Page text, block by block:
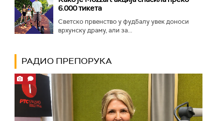
6.000 тикета
Светско првенство у фудбалу увек доноси
врхунску драму, али за...
РАДИО ПРЕПОРУКА